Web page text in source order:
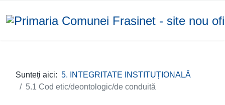
Sunteți aici: 5. INTEGRITATE INSTITUȚIONALĂ
5.1 Cod etic/deontologic/de conduită